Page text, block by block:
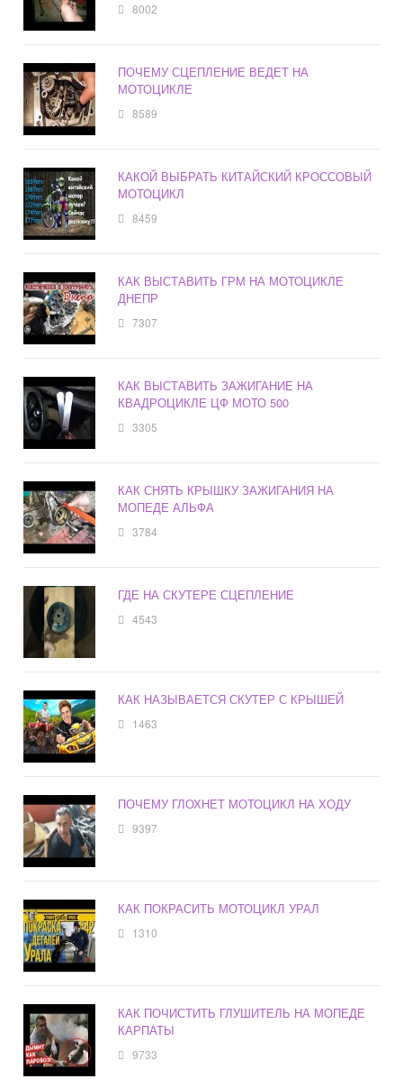
8002
ПОЧЕМУ СЦЕПЛЕНИЕ ВЕДЕТ НА
МОТОЦИКЛЕ
8589
КАКОЙ ВЫБРАТЬ КИТАЙСКИЙ КРОССОВЫЙ
МОТОЦИКЛ
8459
КАК ВЫСТАВИТЬ ГРМ НА МОТОЦИКЛЕ
ДНЕПР
7307
КАК ВЫСТАВИТЬ ЗАЖИГАНИЕ НА
КВАДРОЦИКЛЕ ЦФ МОТО 500
3305
КАК СНЯТЬ КРЫШКУ ЗАЖИГАНИЯ НА
МОПЕДЕ АЛЬФА
3784
ГДЕ НА СКУТЕРЕ СЦЕПЛЕНИЕ
4543
КАК НАЗЫВАЕТСЯ СКУТЕР С КРЫШЕЙ
1463
ПОЧЕМУ ГЛОХНЕТ МОТОЦИКЛ НА ХОДУ
9397
КАК ПОКРАСИТЬ МОТОЦИКЛ УРАЛ
1310
КАК ПОЧИСТИТЬ ГЛУШИТЕЛЬ НА МОПЕДЕ
КАРПАТЫ
9733